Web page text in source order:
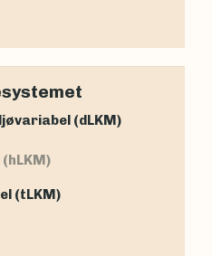
(dLKM)
(hLKM)
(tLKM)